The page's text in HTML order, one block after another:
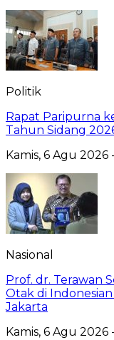
Politik
Rapat Paripurna
Tahun Sidang
Kamis, 6 Agu 2026
Nasional
Prof. dr. Terawan
Otak di
Jakarta
Kamis, 6 Agu 2026